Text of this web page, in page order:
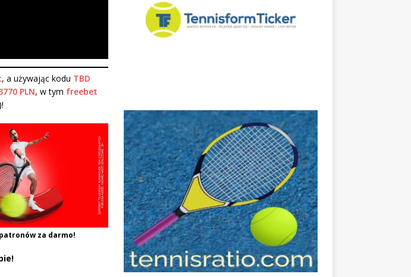
, a używając kodu TBD
PLN, w tym freebet
za darmo!